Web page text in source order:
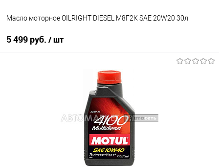
Масло моторное OILRIGHT DIESEL М8Г2К SAE 20W20 30л
5 499 руб. / шт